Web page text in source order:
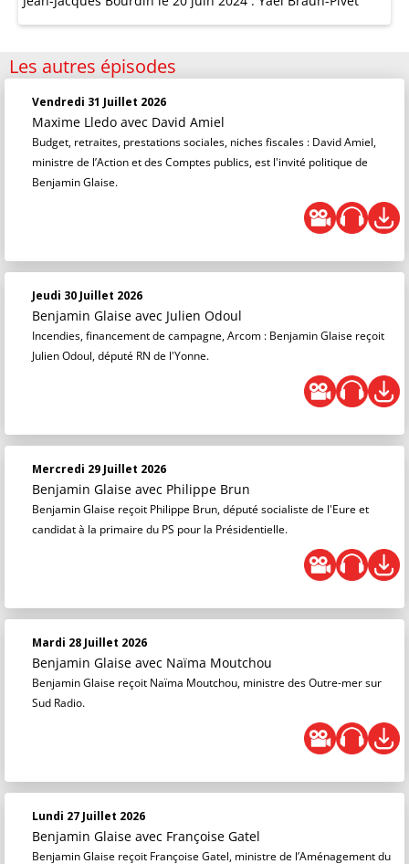
Les autres épisodes
Vendredi 31 Juillet 2026
Maxime Lledo avec David Amiel
Budget, retraites, prestations sociales, niches fiscales : David Amiel,
ministre de l’Action et des Comptes publics, est l'invité politique de
Benjamin Glaise.
Jeudi 30 Juillet 2026
Benjamin Glaise avec Julien Odoul
Incendies, financement de campagne, Arcom : Benjamin Glaise reçoit
Julien Odoul, député RN de l'Yonne.
Mercredi 29 Juillet 2026
Benjamin Glaise avec Philippe Brun
Benjamin Glaise reçoit Philippe Brun, député socialiste de l'Eure et
candidat à la primaire du PS pour la Présidentielle.
Mardi 28 Juillet 2026
Benjamin Glaise avec Naïma Moutchou
Benjamin Glaise reçoit Naïma Moutchou, ministre des Outre-mer sur
Sud Radio.
Lundi 27 Juillet 2026
Benjamin Glaise avec Françoise Gatel
Benjamin Glaise reçoit Françoise Gatel, ministre de l’Aménagement du